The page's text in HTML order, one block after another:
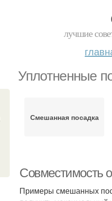
лучшие
Уплотненные
Смешанная посадка
Совместимость
Примеры смешанных